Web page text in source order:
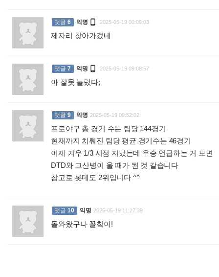
댓글 6 익명  2025-05-19 00:09:03
제자리 찾아가겄네
댓글 7 익명  2025-05-19 09:08:57
아 잘못 눌렀다;
댓글 9 익명 2025-05-19 09:52:02
프로야구 총 경기 수는 팀당 144경기
현재까지 치뤄진 팀당 평균 경기수는 46경기
이제 겨우 1/3 시점 지났는데 우승 언급하는 거 보면
DTD와 고산병이 올 때가 된 것 같습니다
참고로 롯데도 2위입니다 ^^
댓글 10 익명 2025-05-19 11:27:39
돌와왔구나 꼴칰이!